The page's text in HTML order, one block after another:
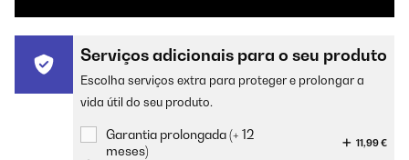
Serviços adicionais para o seu produto
Escolha serviços extra para proteger e prolongar a
vida útil do seu produto.
Garantia prolongada (+ 12
meses)
11,99 €